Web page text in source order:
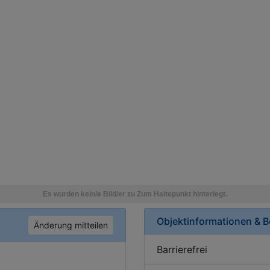
Änderung mitteilen Objektinformationen &
Barrierefrei